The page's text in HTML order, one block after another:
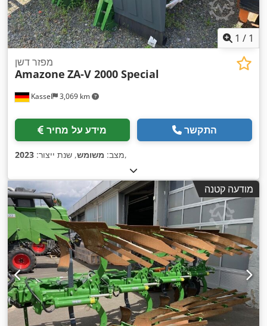
1 / 1
Kassel 3,069 km
מפזר דשן
Amazone ZA-V 2000 Special
מידע על מחיר התקשר
מצב: משומש, שנת ייצור: 2023 ,
מודעה קטנה